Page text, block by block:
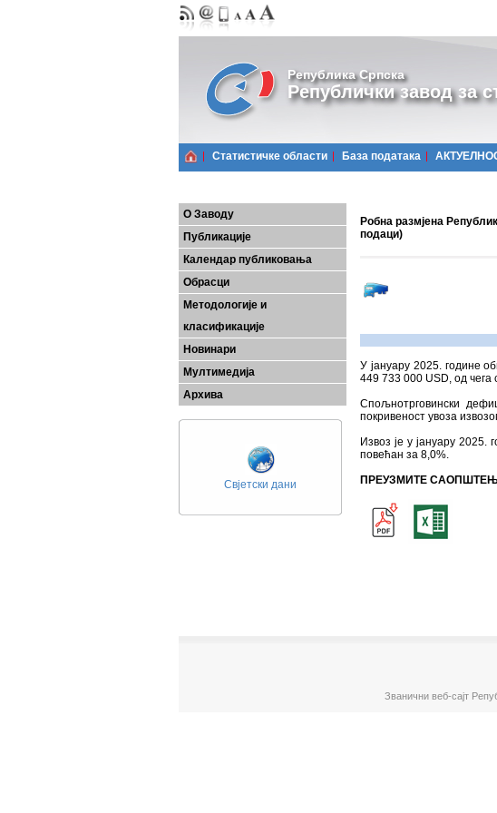
Република Српска
Републички завод за
Статистичке области Базa података
О Заводу
Публикације
Календар публиковања
Обрасци
Методологије и
класификације
Новинари
Мултимедија
Архива
Свјетски дани
Робна размјена
подаци)
У јануару 2025. године
449 733 000 USD, од
Спољнотрговински
покривеност увоза
Извоз је у јануару 2025.
повећан за 8,0%.
ПРЕУЗМИТЕ
Званични веб-сајт